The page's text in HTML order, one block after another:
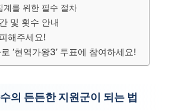
계를 위한 필수 절차
및 횟수 안내
해주세요!
‘현역가왕3’ 투표에 참여하세요!
의 든든한 지원군이 되는 법